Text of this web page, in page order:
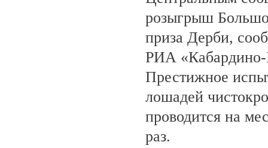
розыгрыш
приза Дерби,
РИА «Кабардино-
Престижное
лошадей
проводится на
раз.